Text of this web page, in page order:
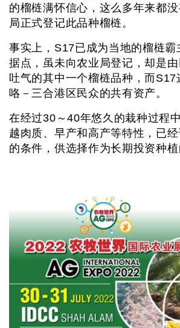
的榴梿满怀信心，这么多年来都
局正式登记此品种榴梿。
事实上，S17已成为当地的榴梿霸
据点，虽未向农业局登记，却是
吐气的其中一个榴梿品种，而S17
咯－三合港区民众的共有资产
在经过30～40年悠久的栽种过程
越肉质、早产和高产等特性，已
的条件，供选择作为长期投资种